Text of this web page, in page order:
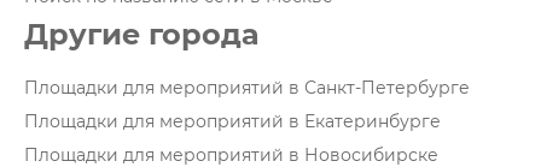
Другие города
Площадки для мероприятий в Санкт-Петербурге
Площадки для мероприятий в Екатеринбурге
Площадки для мероприятий в Новосибирске